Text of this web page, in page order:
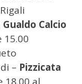
Calcio
15.00
– Pizzicata